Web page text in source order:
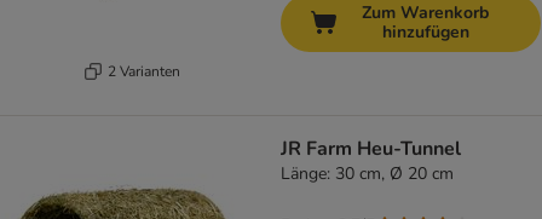
2 Varianten
Zum Warenkorb
hinzufügen
JR Farm Heu-Tunnel
Länge: 30 cm, Ø 20 cm